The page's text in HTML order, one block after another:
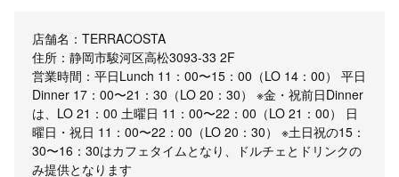
店舗名：TERRACOSTA
住所：静岡市駿河区高松3093-33 2F
営業時間：平日Lunch 11：00〜15：00（LO 14：00） 平日
Dinner 17：00〜21：30（LO 20：30） ※金・祝前日Dinner
は、LO 21：00 土曜日 11：00〜22：00（LO 21：00） 日
曜日・祝日 11：00〜22：00（LO 20：30） ※土日祝の15：
30〜16：30はカフェタイムとなり、ドルチェとドリンクの
み提供となります